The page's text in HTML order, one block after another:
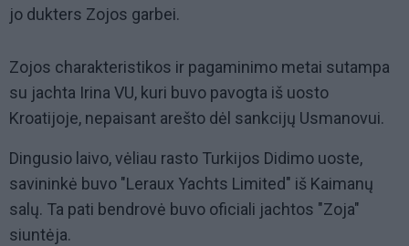
jo dukters Zojos garbei.
Zojos charakteristikos ir pagaminimo metai sutampa
su jachta Irina VU, kuri buvo pavogta iš uosto
Kroatijoje, nepaisant arešto dėl sankcijų Usmanovui.
Dingusio laivo, vėliau rasto Turkijos Didimo uoste,
savininkė buvo "Leraux Yachts Limited" iš Kaimanų
salų. Ta pati bendrovė buvo oficiali jachtos "Zoja"
siuntėja.